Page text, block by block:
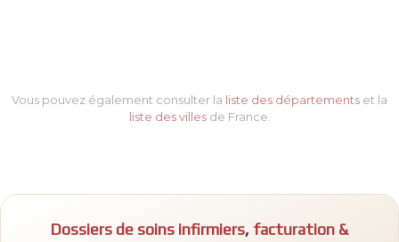
Vous pouvez également consulter la liste des départements et la
liste des villesde France.
Dossiers de soins infirmiers, facturation &